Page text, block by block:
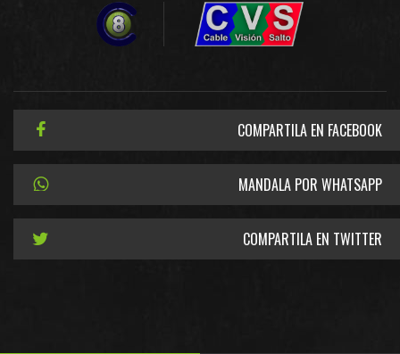
COMPARTILA EN FACEBOOK
MANDALA POR WHATSAPP
COMPARTILA EN TWITTER